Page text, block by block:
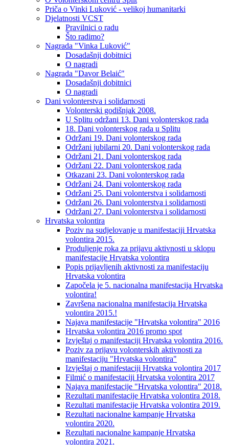
Priča o Vinki Luković - velikoj humanitarki
Djelatnosti VCST
Pravilnici o radu
Što radimo?
Nagrada "Vinka Luković"
Dosadašnji dobitnici
O nagradi
Nagrada "Davor Belaić"
Dosadašnji dobitnici
O nagradi
Dani volonterstva i solidarnosti
Volonterski godišnjak 2008.
U Splitu održani 13. Dani volonterskog rada
18. Dani volonterskog rada u Splitu
Održani 19. Dani volonterskog rada
Održani jubilarni 20. Dani volonterskog rada
Održani 21. Dani volonterskog rada
Održani 22. Dani volonterskog rada
Otkazani 23. Dani volonterskog rada
Održani 24. Dani volonterskog rada
Održani 25. Dani volonterstva i solidarnosti
Održani 26. Dani volonterstva i solidarnosti
Održani 27. Dani volonterstva i solidarnosti
Hrvatska volontira
Poziv na sudjelovanje u manifestaciji Hrvatska
volontira 2015.
Produljenje roka za prijavu aktivnosti u sklopu
manifestacije Hrvatska volontira
Popis prijavljenih aktivnosti za manifestaciju
Hrvatska volontira
Započela je 5. nacionalna manifestacija Hrvatska
volontira!
Završena nacionalna manifestacija Hrvatska
volontira 2015.!
Najava manifestacije "Hrvatska volontira" 2016
Hrvatska volontira 2016 promo spot
Izvještaj o manifestaciji Hrvatska volontira 2016.
Poziv za prijavu volonterskih aktivnosti za
manifestaciju "Hrvatska volontira"
Izvještaj o manifestaciji Hrvatska volontira 2017
Filmić o manifestaciji Hrvatska volontira 2017
Najava manifestacije "Hrvatska volontira" 2018.
Rezultati manifestacije Hrvatska volontira 2018.
Rezultati manifestacije Hrvatska volontira 2019.
Rezultati nacionalne kampanje Hrvatska
volontira 2020.
Rezultati nacionalne kampanje Hrvatska
volontira 2021.